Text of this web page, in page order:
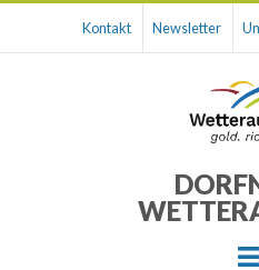
Kontakt Newsletter